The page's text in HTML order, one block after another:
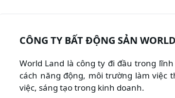
CÔNG TY BẤT ĐỘNG SẢN
World Land là công ty đi đầu trong
cách năng động, môi trường làm việc
việc, sáng tạo trong kinh doanh.